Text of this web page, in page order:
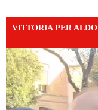
VITTORIA PER ALDO